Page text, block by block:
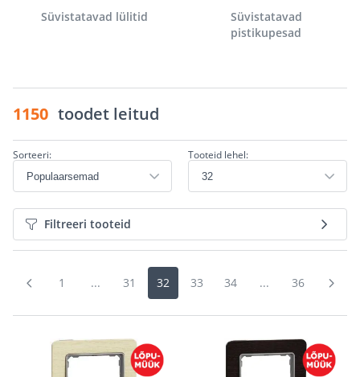
Süvistatavad lülitid
Süvistatavad
pistikupesad
1150 toodet leitud
Sorteeri: Tooteid lehel:
Filtreeri tooteid
1 ... 31 32 33 34 ... 36